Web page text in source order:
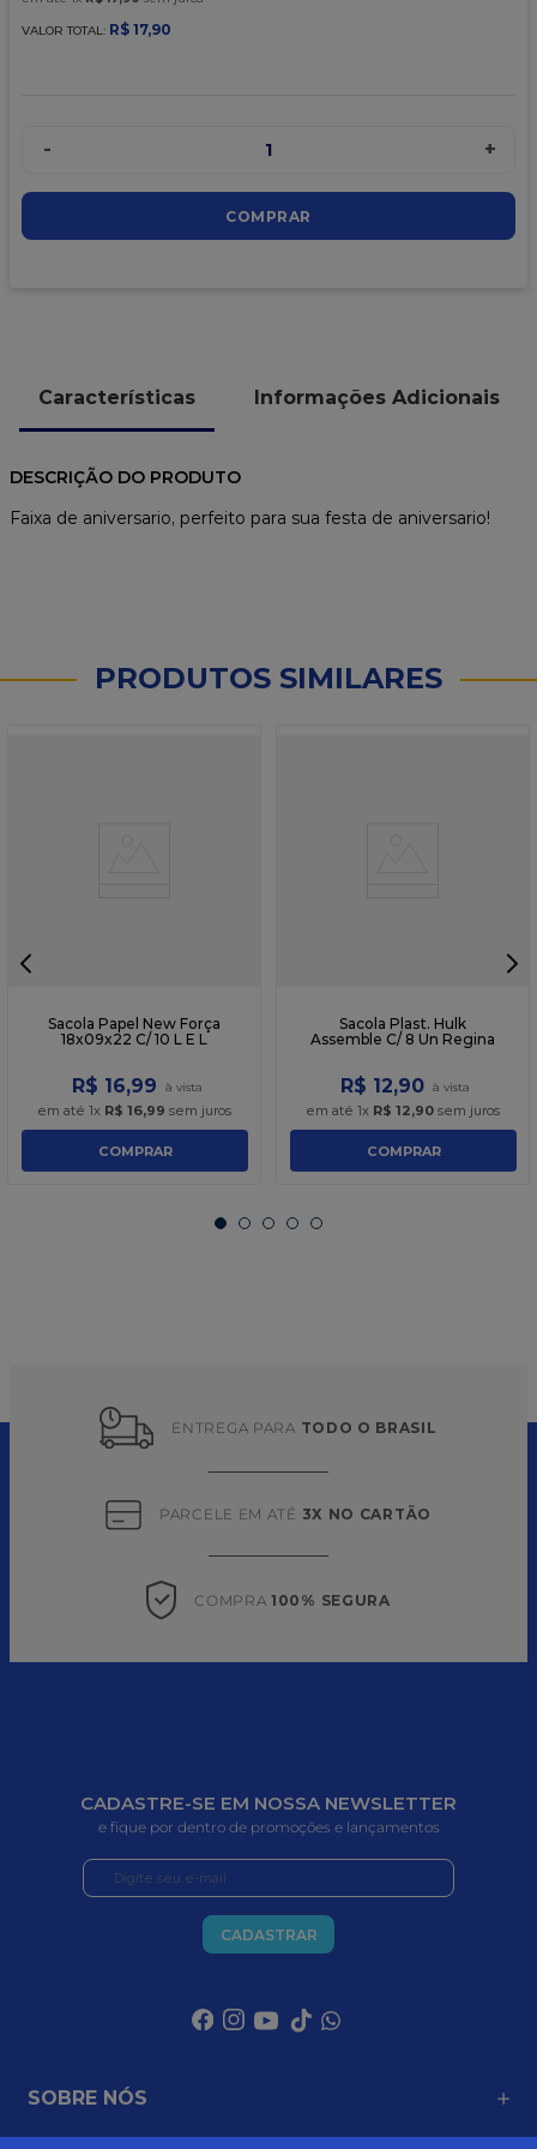
VALOR TOTAL: R$ 17,90
- 1 +
COMPRAR
Características Informações Adicionais
DESCRIÇÃO DO PRODUTO
Faixa de aniversario, perfeito para sua festa de aniversario!
PRODUTOS SIMILARES
Sacola Papel New Força
18x09x22 C/ 10 L E L
R$ 16,99
em até 1x R$ 16,99 sem juros
COMPRAR
Sacola Plast. Hulk
Assemble C/ 8 Un Regina
R$ 12,90
em até 1x R$ 12,90 sem juros
COMPRAR
ENTREGA PARA TODO O BRASIL
PARCELE EM ATÉ 3X NO CARTÃO
COMPRA 100% SEGURA
CADASTRE-SE EM NOSSA NEWSLETTER
e fique por dentro de promoções e lançamentos
CADASTRAR
SOBRE NÓS
9 º
caixa kraft